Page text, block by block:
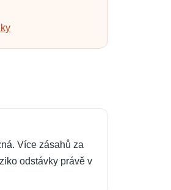
Více zásahů za
odstávky právě v